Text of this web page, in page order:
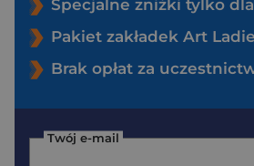
Specjalne zniżki tylko
Pakiet zakładek Art
Brak opłat za
Twój e-mail